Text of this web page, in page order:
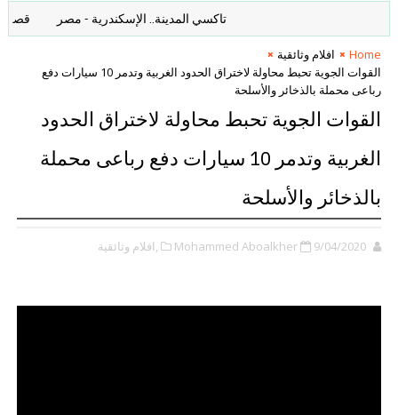
تاكسي المدينة.. الإسكندرية - مصر قصف
Home
افلام وثائقية
القوات الجوية تحبط محاولة لاختراق الحدود الغربية وتدمر 10 سيارات دفع
رباعى محملة بالذخائر والأسلحة
القوات الجوية تحبط محاولة لاختراق الحدود
الغربية وتدمر 10 سيارات دفع رباعى محملة
بالذخائر والأسلحة
Mohammed Aboalkher 9/04/2020 ,افلام وثائقية